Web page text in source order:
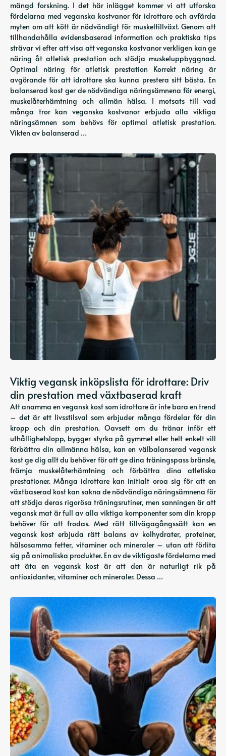
mängd forskning. I det här inlägget kommer vi att utforska
fördelarna med veganska kostvanor för idrottare och avfärda
myten om att kött är nödvändigt för muskeltillväxt. Genom att
tillhandahålla evidensbaserad information och praktiska tips
strävar vi efter att visa att veganska kostvanor verkligen kan ge
näring åt atletisk prestation och stödja muskeluppbyggnad.
Optimal näring för atletisk prestation Korrekt näring är
avgörande för att idrottare ska kunna prestera sitt bästa. En
balanserad kost ger de nödvändiga näringsämnena för energi,
muskelåterhämtning och allmän hälsa. I motsats till vad
många tror kan veganska kostvanor erbjuda alla viktiga
näringsämnen som behövs för optimal atletisk prestation.
Vikten av balanserad …
Viktig vegansk inköpslista för idrottare: Driv
din prestation med växtbaserad kraft
Att anamma en vegansk kost som idrottare är inte bara en trend
– det är ett livsstilsval som erbjuder många fördelar för din
kropp och din prestation. Oavsett om du tränar inför ett
uthållighetslopp, bygger styrka på gymmet eller helt enkelt vill
förbättra din allmänna hälsa, kan en välbalanserad vegansk
kost ge dig allt du behöver för att ge dina träningspass bränsle,
främja muskelåterhämtning och förbättra dina atletiska
prestationer. Många idrottare kan initialt oroa sig för att en
växtbaserad kost kan sakna de nödvändiga näringsämnena för
att stödja deras rigorösa träningsrutiner, men sanningen är att
vegansk mat är full av alla viktiga komponenter som din kropp
behöver för att frodas. Med rätt tillvägagångssätt kan en
vegansk kost erbjuda rätt balans av kolhydrater, proteiner,
hälsosamma fetter, vitaminer och mineraler – utan att förlita
sig på animaliska produkter. En av de viktigaste fördelarna med
att äta en vegansk kost är att den är naturligt rik på
antioxidanter, vitaminer och mineraler. Dessa …